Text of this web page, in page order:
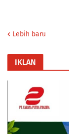
Lebih baru
IKLAN